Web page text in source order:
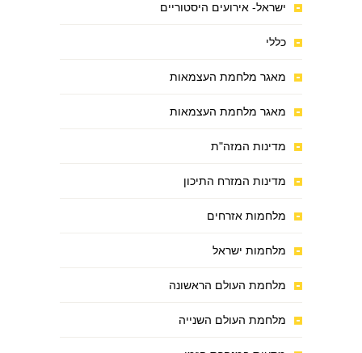
ישראל- אירועים היסטוריים
כללי
מאגר מלחמת העצמאות
מאגר מלחמת העצמאות
מדינות המזה"ת
מדינות המזרח התיכון
מלחמות אזרחים
מלחמות ישראל
מלחמת העולם הראשונה
מלחמת העולם השנייה